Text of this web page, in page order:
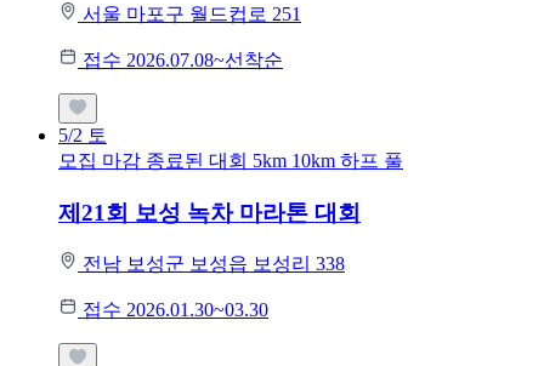
서울 마포구 월드컵로 251
접수 2026.07.08~선착순
5/2 토
모집 마감 종료된 대회 5km 10km 하프 풀
제21회 보성 녹차 마라톤 대회
전남 보성군 보성읍 보성리 338
접수 2026.01.30~03.30